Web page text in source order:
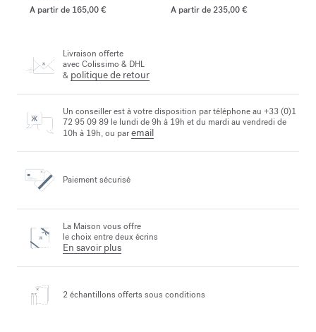
A partir de 165,00 €
A partir de 235,00 €
Livraison offerte
avec Colissimo & DHL
& politique de retour
Un conseiller est à votre disposition par téléphone au +33 (0)1
72 95 09 89 le lundi de 9h à 19h et du mardi au vendredi de
10h à 19h, ou paremail
Paiement sécurisé
La Maison vous offre
le choix entre deux écrins
En savoir plus
2 échantillons offerts sous conditions